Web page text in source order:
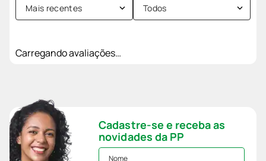
Mais recentes Todos
Carregando avaliações…
Cadastre-se e receba as
novidades da PP